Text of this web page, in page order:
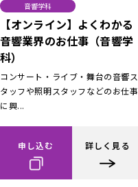
音響学科
【オンライン】よくわかる
音響業界のお仕事（音響学
科）
コンサート・ライブ・舞台の音響ス
タッフや照明スタッフなどのお仕事
に興...
申し込む 詳しく見る